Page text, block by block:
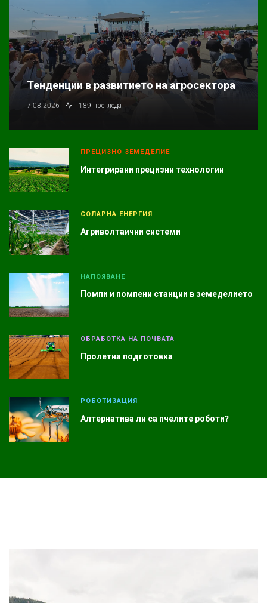
Тенденции в развитието на агросектора
7.08.2026 189 прегледа
ПРЕЦИЗНО ЗЕМЕДЕЛИЕ
Интегрирани прецизни технологии
СОЛАРНА ЕНЕРГИЯ
Агриволтаични системи
НАПОЯВАНЕ
Помпи и помпени станции в земеделието
ОБРАБОТКА НА ПОЧВАТА
Пролетна подготовка
РОБОТИЗАЦИЯ
Алтернатива ли са пчелите роботи?